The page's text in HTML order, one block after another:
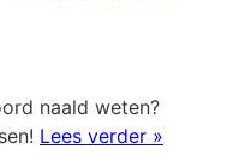
naald weten?
Lees verder »